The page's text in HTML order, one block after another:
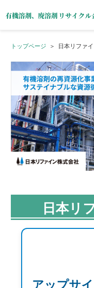
トップページ 日本リファ
日本リ
アップサ